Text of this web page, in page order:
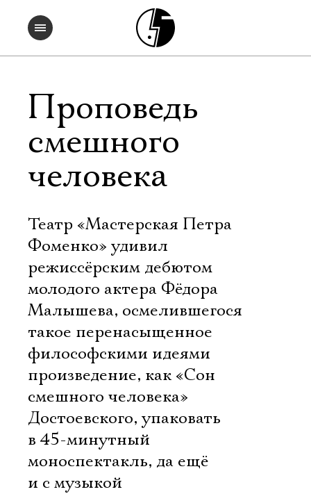
Проповедь
смешного
человека
Театр «Мастерская Петра
Фоменко» удивил
режиссёрским дебютом
молодого актера Фёдора
Малышева, осмелившегося
такое перенасыщенное
философскими идеями
произведение, как «Сон
смешного человека»
Достоевского, упаковать
в 45-минутный
моноспектакль, да ещё
и с музыкой